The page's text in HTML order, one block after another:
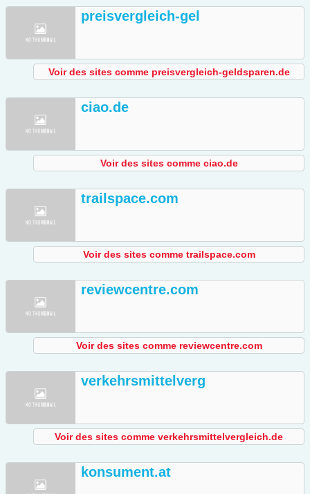
preisvergleich-gel
Voir des sites comme preisvergleich-geldsparen.de
ciao.de
Voir des sites comme ciao.de
trailspace.com
Voir des sites comme trailspace.com
reviewcentre.com
Voir des sites comme reviewcentre.com
verkehrsmittelverg
Voir des sites comme verkehrsmittelvergleich.de
konsument.at